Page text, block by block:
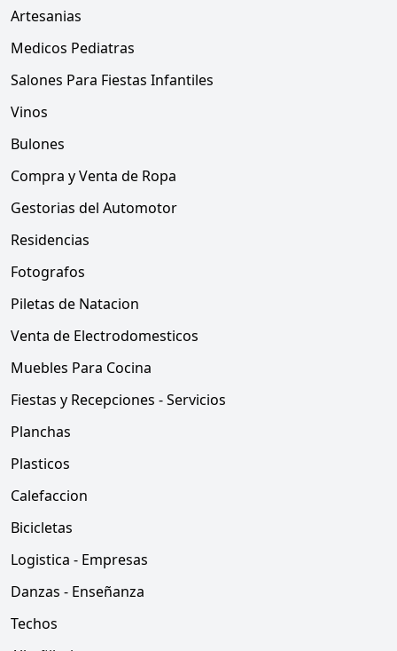
Artesanias
Medicos Pediatras
Salones Para Fiestas Infantiles
Vinos
Bulones
Compra y Venta de Ropa
Gestorias del Automotor
Residencias
Fotografos
Piletas de Natacion
Venta de Electrodomesticos
Muebles Para Cocina
Fiestas y Recepciones - Servicios
Planchas
Plasticos
Calefaccion
Bicicletas
Logistica - Empresas
Danzas - Enseñanza
Techos